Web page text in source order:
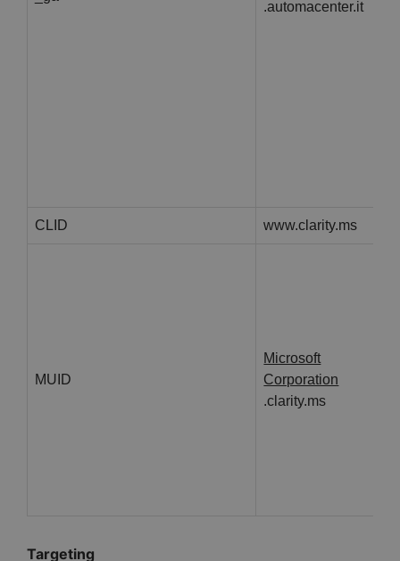
.automacenter.it
CLID www.clarity.ms
MUID
Microsoft
Corporation
.clarity.ms
Targeting